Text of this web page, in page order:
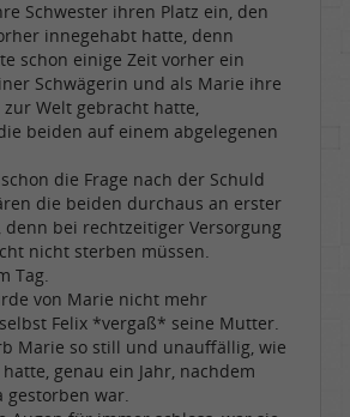
Schwester ihren Platz ein, den
innegehabt hatte, denn
schon einige Zeit vorher ein
Schwägerin und als Marie ihre
Welt gebracht hatte,
beiden auf einem abgelegenen
die Frage nach der Schuld
die beiden durchaus an erster
denn bei rechtzeitiger Versorgung
nicht sterben müssen.
Tag.
von Marie nicht mehr
Felix *vergaß* seine Mutter.
Marie so still und unauffällig, wie
genau ein Jahr, nachdem
gestorben war.